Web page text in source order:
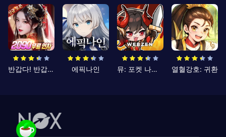
반갑다! 반갑삼국지 에픽나인 뮤: 포켓 나이츠 열혈강호: 귀환